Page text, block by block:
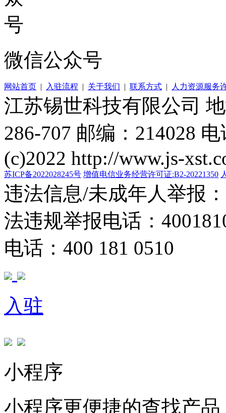
微信公众号
网站首页 | 入驻流程 | 关于我们 | 联系方式 | 人力资源服务
江苏锡世科技有限公司
286-707 邮编：214028
(c)2022 http://www.js-
苏ICP备2022028245号 增值电信业务经营许可证:B2-20221350
违法信息/未成年人举报
法违规举报电话：
电话：400 181 0510
入驻
小程序
小程序更便捷的查找产品